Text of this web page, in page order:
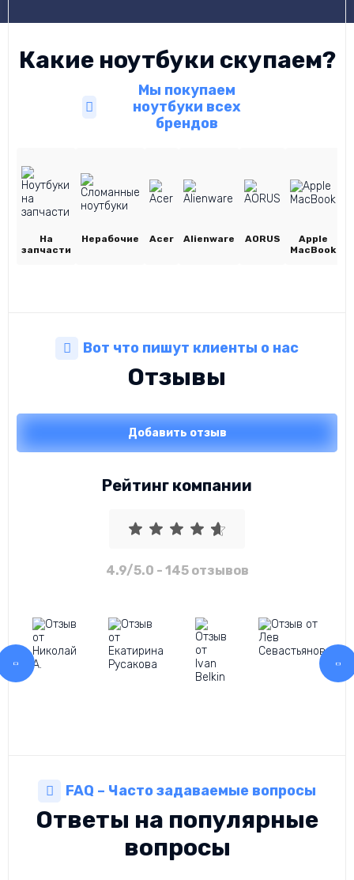
Какие ноутбуки скупаем?
Мы покупаем
ноутбуки всех
брендов
На
запчасти
Нерабочие Acer Alienware AORUS
Apple
MacBook
Вот что пишут клиенты о нас
Отзывы
Добавить отзыв
Рейтинг компании
4.9/5.0 - 145 отзывов
FAQ – Часто задаваемые вопросы
Ответы на популярные
вопросы